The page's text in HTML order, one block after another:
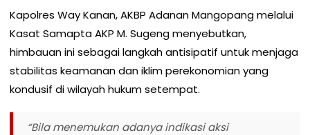
Kapolres Way Kanan, AKBP Adanan Mangopang melalui
Kasat Samapta AKP M. Sugeng menyebutkan,
himbauan ini sebagai langkah antisipatif untuk menjaga
stabilitas keamanan dan iklim perekonomian yang
kondusif di wilayah hukum setempat.
“Bila menemukan adanya indikasi aksi